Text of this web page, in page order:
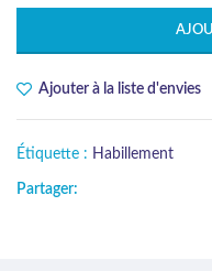
Ajouter à la liste d'envies
Étiquette : Habillement
Partager: